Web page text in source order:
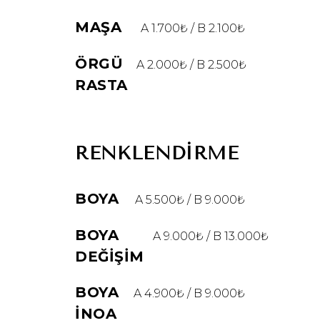
MAŞA A 1.700₺ / B 2.100₺
ÖRGÜ
RASTA
A 2.000₺ / B 2.500₺
RENKLENDİRME
BOYA A 5.500₺ / B 9.000₺
BOYA
DEĞIŞIM
A 9.000₺ / B 13.000₺
BOYA
İNOA
A 4.900₺ / B 9.000₺